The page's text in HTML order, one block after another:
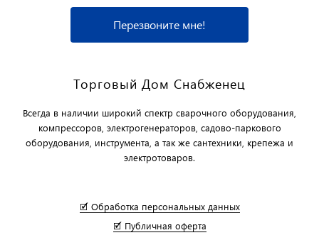
Перезвоните мне!
Торговый Дом Снабженец
Всегда в наличии широкий спектр сварочного оборудования,
компрессоров, электрогенераторов, садово-паркового
оборудования, инструмента, а так же сантехники, крепежа и
электротоваров.
🗹 Обработка персональных данных
🗹 Публичная оферта